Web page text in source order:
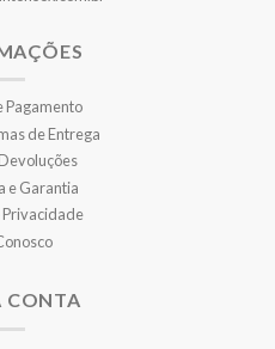
Pagamento
de Entrega
e Garantia
Privacidade
CONTA